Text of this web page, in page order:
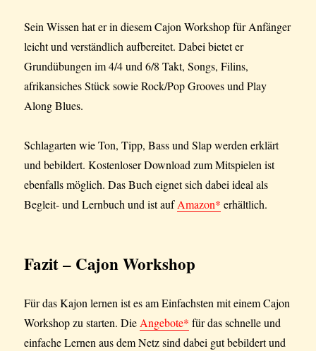
Sein Wissen hat er in diesem Cajon Workshop für Anfänger
leicht und verständlich aufbereitet. Dabei bietet er
Grundübungen im 4/4 und 6/8 Takt, Songs, Filins,
afrikansiches Stück sowie Rock/Pop Grooves und Play
Along Blues.
Schlagarten wie Ton, Tipp, Bass und Slap werden erklärt
und bebildert. Kostenloser Download zum Mitspielen ist
ebenfalls möglich. Das Buch eignet sich dabei ideal als
Begleit- und Lernbuch und ist aufAmazon* erhältlich.
Fazit– Cajon Workshop
Für das Kajon lernen ist es am Einfachsten mit einem Cajon
Workshop zu starten. DieAngebote* für das schnelle und
einfache Lernen aus dem Netz sind dabei gut bebildert und